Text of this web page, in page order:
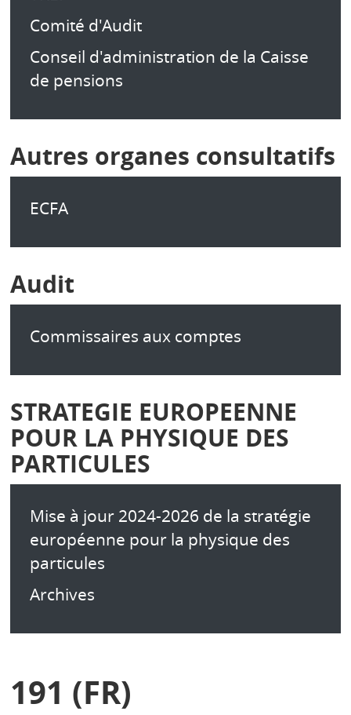
Comité d'Audit
Conseil d'administration de la Caisse
de pensions
Autres organes consultatifs
ECFA
Audit
Commissaires aux comptes
STRATEGIE EUROPEENNE
POUR LA PHYSIQUE DES
PARTICULES
Mise à jour 2024-2026 de la stratégie
européenne pour la physique des
particules
Archives
191 (FR)